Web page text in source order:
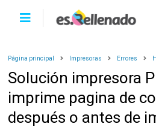
Página principal Impresoras Errores
Solución impresora
imprime pagina de
después o antes de